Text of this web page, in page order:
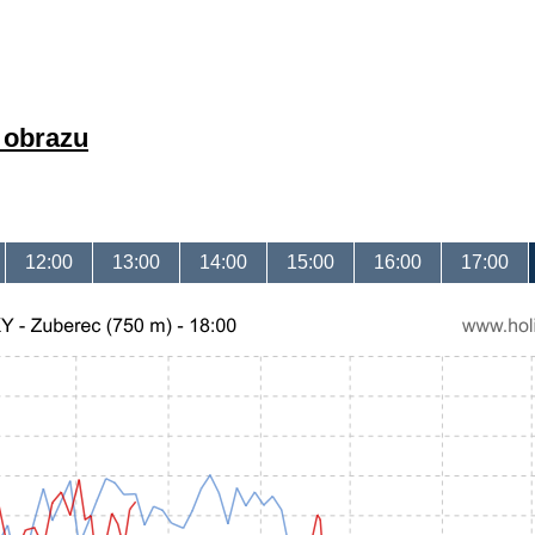
12:00 13:00 14:00 15:00 16:00 17:00